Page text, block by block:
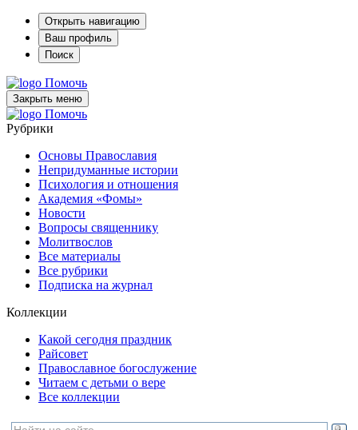
Открыть навигацию
Ваш профиль
Поиск
Помочь
Закрыть меню
Помочь
Рубрики
Основы Православия
Непридуманные истории
Психология и отношения
Академия «Фомы»
Новости
Вопросы священнику
Молитвослов
Все материалы
Все рубрики
Подписка на журнал
Коллекции
Какой сегодня праздник
Райсовет
Православное богослужение
Читаем с детьми о вере
Все коллекции